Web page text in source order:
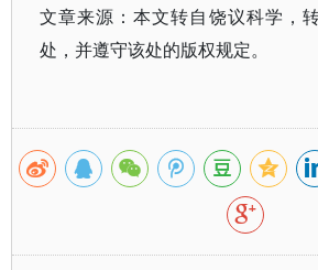
文章来源：本文转自饶议科学，
处，并遵守该处的版权规定。